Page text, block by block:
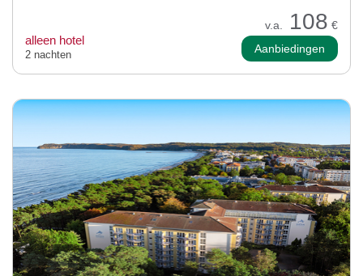
v.a. 108 €
alleen hotel
2 nachten Aanbiedingen